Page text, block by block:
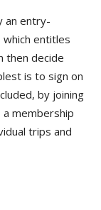
an entry-
entitles
then decide
is to sign on
by joining
membership
trips and